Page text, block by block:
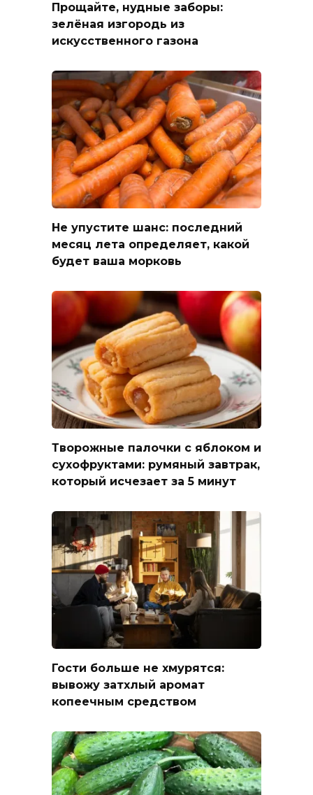
Прощайте, нудные заборы:
зелёная изгородь из
искусственного газона
Не упустите шанс: последний
месяц лета определяет, какой
будет ваша морковь
Творожные палочки с яблоком и
сухофруктами: румяный завтрак,
который исчезает за 5 минут
Гости больше не хмурятся:
вывожу затхлый аромат
копеечным средством